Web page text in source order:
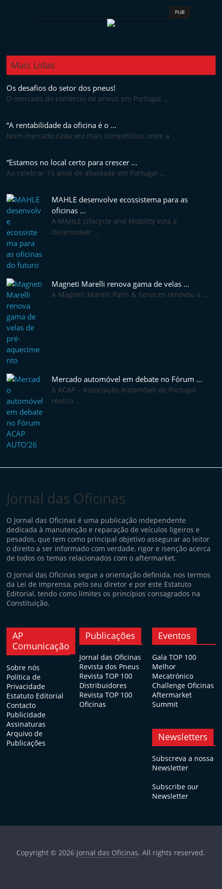
o
r
t
g
l
PUB
Mais Lidas
Os desafios do setor dos pneus!
O mercado do comércio de pneus em Portugal ...
“A rentabilidade da oficina é o ...
Num mercado cada vez mais competitivo, onde a ...
“Estamos no local certo para crescer ...
Ao celebrar 10 anos de atividade em Portugal ...
MAHLE desenvolve ecossistema para as
oficinas ...
A MAHLE Lifecycle and Mobility está a
desenvolver ...
Magneti Marelli renova gama de velas ...
A Magneti Marelli Parts & Services renovou a ...
Mercado automóvel em debate no Fórum ...
A ACAP – Associação Automóvel de Portugal
realiza ...
Jornal das Oficinas
O Jornal das Oficinas é uma publicação independente
dedicada à manutenção e reparação de veículos ligeiros e
pesados, que tem como principal objetivo assegurar ao leitor
o direito a ser informado com verdade, rigor e isenção acerca
de todos os temas relacionados com o aftermarket.
O Jornal das Oficinas segue a orientação definida, nos termos
da Lei de Imprensa, pelo seu diretor e por este Estatuto
Editorial, tendo como limites os princípios consagrados na
Constituição.
AP
Comunicação
Sobre nós
Política de
Privacidade
Estatuto Editorial
Contacto
Publicidade
Assinaturas
Arquivo de
Publicações
Publicações
Jornal das Oficinas
Revista dos Pneus
Revista TOP 100
Distribuidores
Revista TOP 100
Oficinas
Eventos
Gala TOP 100
Melhor
Mecatrónico
Challenge Oficinas
Aftermarket
Summit
Newsletters
Subscreva a nossa
Newsletter
Subscribe our
Newsletter
Copyright © 2026 Jornal das Oficinas. All rights reserved.